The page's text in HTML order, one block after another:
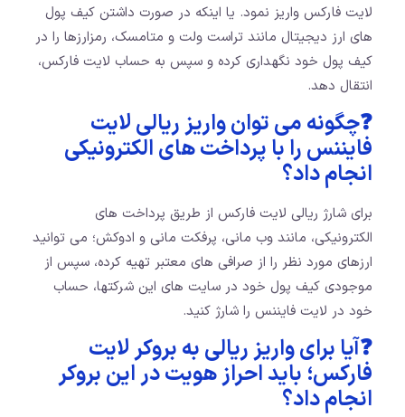
لایت فارکس واریز نمود. یا اینکه در صورت داشتن کیف پول
های ارز دیجیتال مانند تراست ولت و متامسک، رمزارزها را در
کیف پول خود نگهداری کرده و سپس به حساب لایت فارکس،
انتقال دهد.
❓چگونه می توان واریز ریالی لایت
فایننس را با پرداخت های الکترونیکی
انجام داد؟
برای شارژ ریالی لایت فارکس از طریق پرداخت های
الکترونیکی، مانند وب مانی، پرفکت مانی و ادوکش؛ می توانید
ارزهای مورد نظر را از صرافی های معتبر تهیه کرده، سپس از
موجودی کیف پول خود در سایت های این شرکتها، حساب
خود در لایت فایننس را شارژ کنید.
❓آیا برای واریز ریالی به بروکر لایت
فارکس؛ باید احراز هویت در این بروکر
انجام داد؟